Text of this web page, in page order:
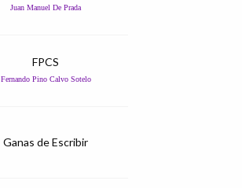
Juan Manuel De Prada
FPCS
Fernando Pino Calvo Sotelo
Ganas de Escribir